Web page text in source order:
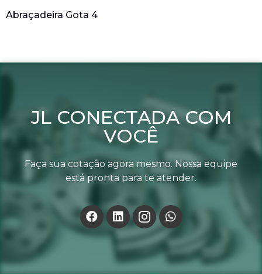
Abraçadeira Gota 4
JL CONECTADA COM
VOCÊ
Faça sua cotação agora mesmo. Nossa equipe
está pronta para te atender.